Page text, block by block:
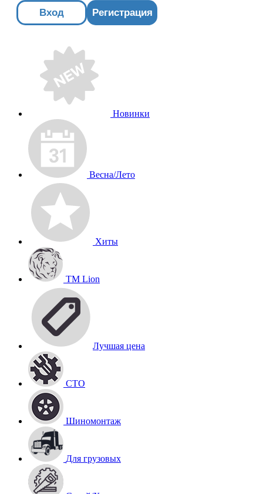
Вход Регистрация
Новинки
Весна/Лето
Хиты
TM Lion
Лучшая цена
СТО
Шиномонтаж
Для грузовых